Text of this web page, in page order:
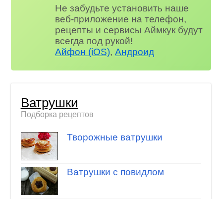
Не забудьте установить наше
веб-приложение на телефон,
рецепты и сервисы Аймкук будут
всегда под рукой!
Айфон (iOS),Андроид
Ватрушки
Подборка рецептов
Творожные ватрушки
Ватрушки с повидлом